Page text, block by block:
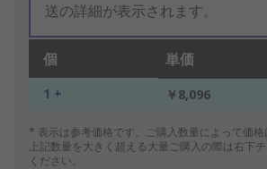
送の詳細が表示されます。
個 単価
1 + ￥8,096
* 表示は参考価格です。ご購入数量によって価格
上記数量を大きく超える大量ご購入の際は右下
ください。